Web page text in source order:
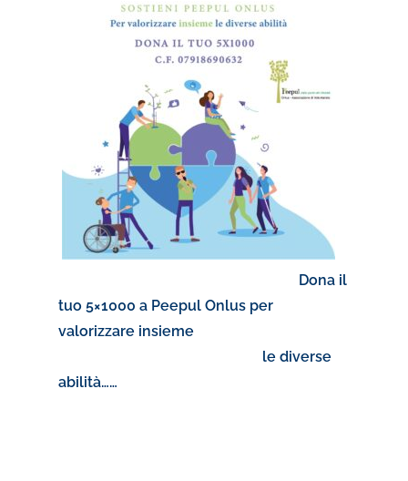
Dona il
tuo 5×1000 a Peepul Onlus per
valorizzare insieme
le diverse
abilità……